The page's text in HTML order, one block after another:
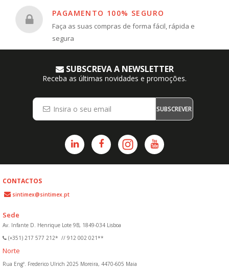
PAGAMENTO 100% SEGURO
Faça as suas compras de forma fácil, rápida e
segura
SUBSCREVA A NEWSLETTER
Receba as últimas novidades e promoções.
SUBSCREVER
CONTACTOS
sintimex@sintimex.pt
Sede
Av. Infante D. Henrique Lote 9B, 1849-034 Lisboa
(+351) 217 577 212* // 912 002 021**
Norte
Rua Engº. Frederico Ulrich 2025 Moreira, 4470-605 Maia